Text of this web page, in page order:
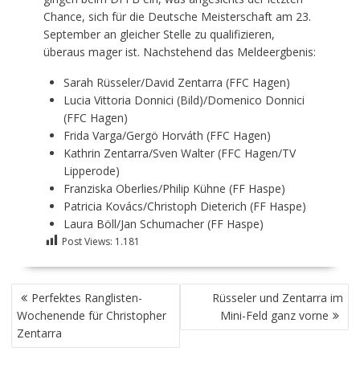
Chance, sich für die Deutsche Meisterschaft am 23.
September an gleicher Stelle zu qualifizieren,
überaus mager ist. Nachstehend das Meldeergbenis:
Sarah Rüsseler/David Zentarra (FFC Hagen)
Lucia Vittoria Donnici (Bild)/Domenico Donnici
(FFC Hagen)
Frida Varga/Gergö Horváth (FFC Hagen)
Kathrin Zentarra/Sven Walter (FFC Hagen/TV
Lipperode)
Franziska Oberlies/Philip Kühne (FF Haspe)
Patricia Kovács/Christoph Dieterich (FF Haspe)
Laura Böll/Jan Schumacher (FF Haspe)
Post Views: 1.181
BEITRAGSNAVIGATION
Perfektes Ranglisten-
Wochenende für Christopher
Zentarra
Rüsseler und Zentarra im
Mini-Feld ganz vorne